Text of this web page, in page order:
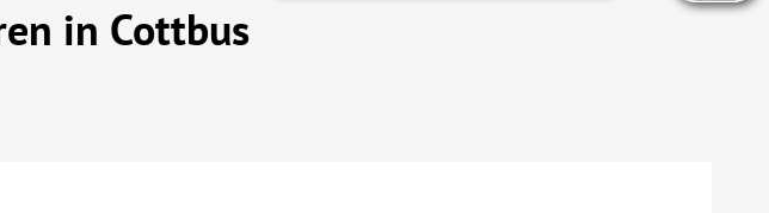
in Cottbus